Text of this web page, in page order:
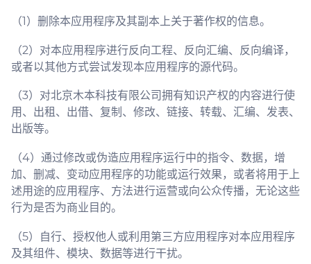
（1）删除本应用程序及其副本上关于著作权的信息。
（2）对本应用程序进行反向工程、反向汇编、反向编译，
或者以其他方式尝试发现本应用程序的源代码。
（3）对北京木本科技有限公司拥有知识产权的内容进行使
用、出租、出借、复制、修改、链接、转载、汇编、发表、
出版等。
（4）通过修改或伪造应用程序运行中的指令、数据，增
加、删减、变动应用程序的功能或运行效果，或者将用于上
述用途的应用程序、方法进行运营或向公众传播，无论这些
行为是否为商业目的。
（5）自行、授权他人或利用第三方应用程序对本应用程序
及其组件、模块、数据等进行干扰。